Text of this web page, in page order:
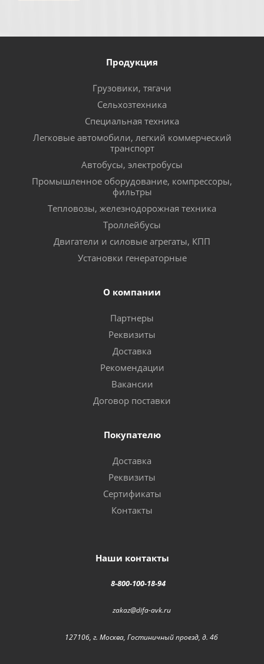
Продукция
Грузовики, тягачи
Сельхозтехника
Специальная техника
Легковые автомобили, легкий коммерческий
транспорт
Автобусы, электробусы
Промышленное оборудование, компрессоры,
фильтры
Тепловозы, железнодорожная техника
Троллейбусы
Двигатели и силовые агрегаты, КПП
Установки генераторные
О компании
Партнеры
Реквизиты
Доставка
Рекомендации
Вакансии
Договор поставки
Покупателю
Доставка
Реквизиты
Сертификаты
Контакты
Наши контакты
8-800-100-18-94
zakaz@difa-avk.ru
127106, г. Москва, Гостиничный проезд, д. 4б